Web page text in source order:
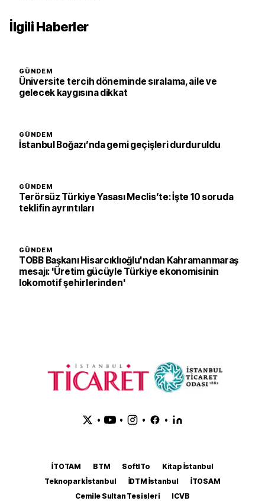
İlgili Haberler
GÜNDEM
Üniversite tercih döneminde sıralama, aile ve
gelecek kaygısına dikkat
GÜNDEM
İstanbul Boğazı’nda gemi geçişleri durduruldu
GÜNDEM
Terörsüz Türkiye Yasası Meclis’te: İşte 10 soruda
teklifin ayrıntıları
GÜNDEM
TOBB Başkanı Hisarcıklıoğlu'ndan Kahramanmaraş
mesajı: 'Üretim gücüyle Türkiye ekonomisinin
lokomotif şehirlerinden'
• • • •
İTOTAM BTM SoftITo
Kitap İstanbul
Teknopark İstanbul
İDTM İstanbul
İTOSAM
Cemile Sultan Tesisleri
ICVB